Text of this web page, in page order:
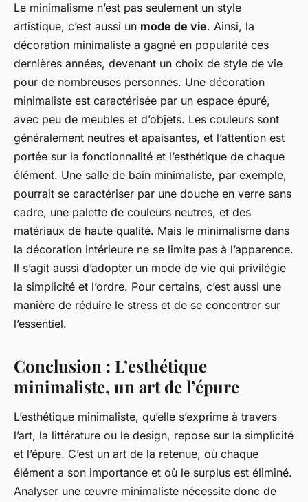
Le minimalisme n’est pas seulement un style
artistique, c’est aussi un mode de vie. Ainsi, la
décoration minimaliste a gagné en popularité ces
dernières années, devenant un choix de style de vie
pour de nombreuses personnes. Une décoration
minimaliste est caractérisée par un espace épuré,
avec peu de meubles et d’objets. Les couleurs sont
généralement neutres et apaisantes, et l’attention est
portée sur la fonctionnalité et l’esthétique de chaque
élément. Une salle de bain minimaliste, par exemple,
pourrait se caractériser par une douche en verre sans
cadre, une palette de couleurs neutres, et des
matériaux de haute qualité. Mais le minimalisme dans
la décoration intérieure ne se limite pas à l’apparence.
Il s’agit aussi d’adopter un mode de vie qui privilégie
la simplicité et l’ordre. Pour certains, c’est aussi une
manière de réduire le stress et de se concentrer sur
l’essentiel.
Conclusion : L’esthétique
minimaliste, un art de l’épure
L’esthétique minimaliste, qu’elle s’exprime à travers
l’art, la littérature ou le design, repose sur la simplicité
et l’épure. C’est un art de la retenue, où chaque
élément a son importance et où le surplus est éliminé.
Analyser une œuvre minimaliste nécessite donc de